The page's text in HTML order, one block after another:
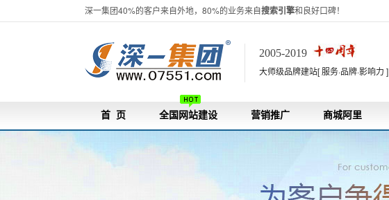
深一集团40%的客户来自外地，80%的业务来自搜索引擎和良好口碑！
2005-2019
大师级品牌建站[ 服务·品牌·影响力 ]
首 页 全国网站建设 营销推广 商城阿里